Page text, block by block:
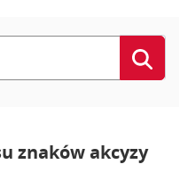
znaków akcyzy